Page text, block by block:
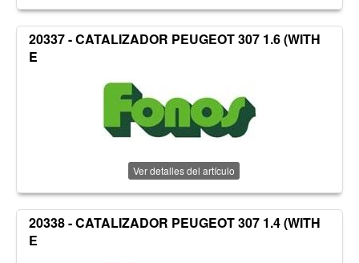
20337 - CATALIZADOR PEUGEOT 307 1.6 (WITH
E
Ver detalles del artículo
20338 - CATALIZADOR PEUGEOT 307 1.4 (WITH
E